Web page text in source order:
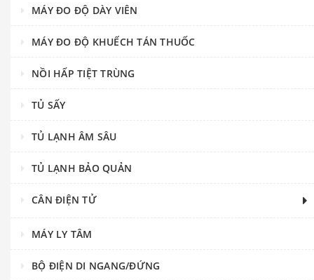
MÁY ĐO ĐỘ DÀY VIÊN
MÁY ĐO ĐỘ KHUẾCH TÁN THUỐC
NỒI HẤP TIỆT TRÙNG
TỦ SẤY
TỦ LẠNH ÂM SÂU
TỦ LẠNH BẢO QUẢN
CÂN ĐIỆN TỬ
MÁY LY TÂM
BỘ ĐIỆN DI NGANG/ĐỨNG